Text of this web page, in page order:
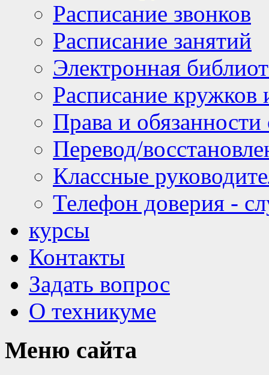
Расписание звонков
Расписание занятий
Электронная
Расписание кружков
Права и
Перевод/
Классные
Телефон доверия -
курсы
Контакты
Задать вопрос
О техникуме
Меню сайта